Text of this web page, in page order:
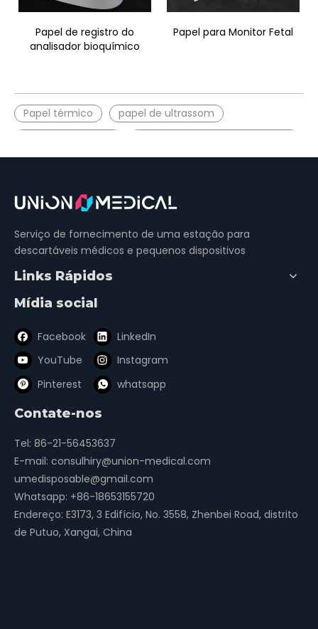
Papel de registro do
analisador bioquímico
Papel para Monitor Fetal
Papel térmico
papel de ultrassom
Serviço de fornecimento de uma estação para
descartáveis ​​médicos e pequenos dispositivos
Links Rápidos
Mídia social
Facebook
LinkedIn
YouTube
Instagram
Pinterest
whatsapp
Contate-nos
Tel: 86-21-56453637
E-mail: consulhiry@union-medical.com
umedisposable@gmail.com
Whatsapp: +86-18653155720
Endereço: E3173, 3 Edifício, No. 3558, Zhenbei Road, distrito
de Putuo, Xangai, China